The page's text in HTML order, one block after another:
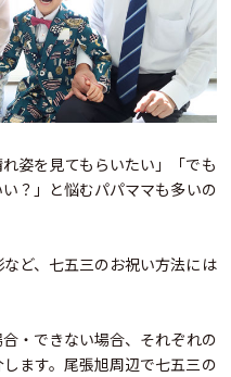
姿を見てもらいたい」「でも
？」と悩むパパママも多いの
ど、七五三のお祝い方法には
・できない場合、それぞれの
ます。尾張旭周辺で七五三の